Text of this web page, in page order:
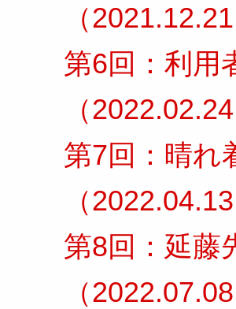
（2021.12.21
第6回：利用
（2022.02.24
第7回：晴れ
（2022.04.13
第8回：延藤
（2022.07.08